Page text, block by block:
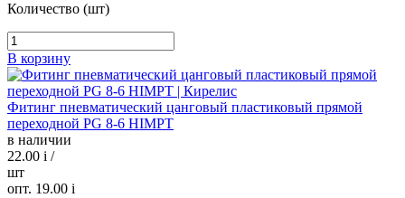
Количество (шт)
В корзину
Фитинг пневматический цанговый пластиковый прямой
переходной PG 8-6 HIMPT
в наличии
22.00 i /
шт
опт. 19.00 i